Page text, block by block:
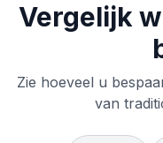
Vergelijk
Zie hoeveel u
van